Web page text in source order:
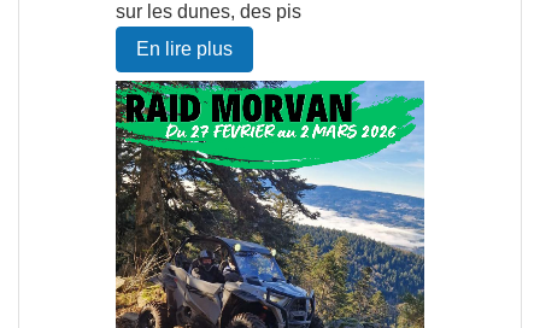
sur les dunes, des pis
En lire plus